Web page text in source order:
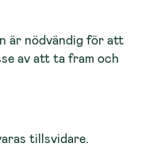
är nödvändig för att
av att ta fram och
tillsvidare.